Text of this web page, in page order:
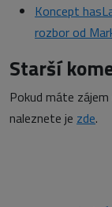
Koncept
rozbor od
Starší
Pokud máte
naleznete je zde.